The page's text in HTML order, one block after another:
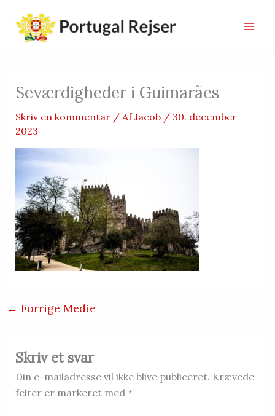
indholdet
Seværdigheder i Guimarães
Skriv en kommentar / AfJacob / 30. december
2023
← Forrige Medie
Skriv et svar
Din e-mailadresse vil ikke blive publiceret. Krævede
felter er markeret med *